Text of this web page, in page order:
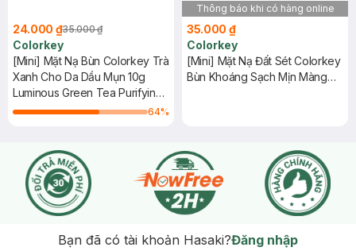
24.000 ₫35.000 ₫
Colorkey
[Mini] Mặt Nạ Bùn Colorkey Trà
Xanh Cho Da Dầu Mụn 10g
Luminous Green Tea Purifying
Clay Mask
64%
Thông báo khi có hàng online
35.000 ₫
Colorkey
[Mini] Mặt Nạ Đất Sét Colorkey
Bùn Khoáng Sạch Mịn Màng
Bạn đã có tài khoản Hasaki?Đăng nhập